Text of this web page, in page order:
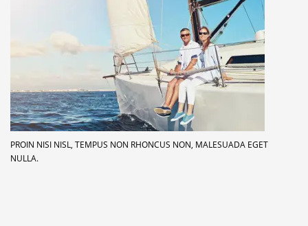
PROIN NISI NISL, TEMPUS NON RHONCUS NON, MALESUADA EGET
NULLA.